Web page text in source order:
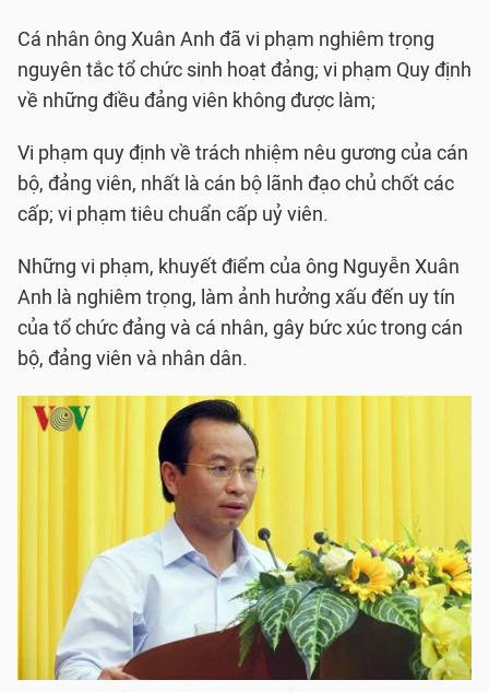
Cá nhân ông Xuân Anh đã vi phạm nghiêm trọng
nguyên tắc tổ chức sinh hoạt đảng; vi phạm Quy định
về những điều đảng viên không được làm;
Vi phạm quy định về trách nhiệm nêu gương của cán
bộ, đảng viên, nhất là cán bộ lãnh đạo chủ chốt các
cấp; vi phạm tiêu chuẩn cấp uỷ viên.
Những vi phạm, khuyết điểm của ông Nguyễn Xuân
Anh là nghiêm trọng, làm ảnh hưởng xấu đến uy tín
của tổ chức đảng và cá nhân, gây bức xúc trong cán
bộ, đảng viên và nhân dân.